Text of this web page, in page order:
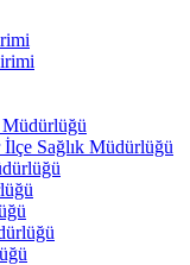
Müdürlüğü
Sağlık Müdürlüğü